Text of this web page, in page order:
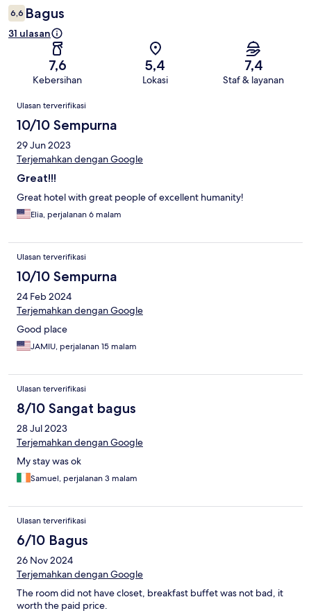
6,6 Bagus
31 ulasan
7,6
Kebersihan
5,4
Lokasi
7,4
Staf & layanan
Ulasan
Ulasan terverifikasi
10/10 Sempurna
29 Jun 2023
Terjemahkan dengan Google
Great!!!
Great hotel with great people of excellent humanity!
Elia, perjalanan 6 malam
Ulasan terverifikasi
10/10 Sempurna
24 Feb 2024
Terjemahkan dengan Google
Good place
JAMIU, perjalanan 15 malam
Ulasan terverifikasi
8/10 Sangat bagus
28 Jul 2023
Terjemahkan dengan Google
My stay was ok
Samuel, perjalanan 3 malam
Ulasan terverifikasi
6/10 Bagus
26 Nov 2024
Terjemahkan dengan Google
The room did not have closet, breakfast buffet was not bad, it
worth the paid price.